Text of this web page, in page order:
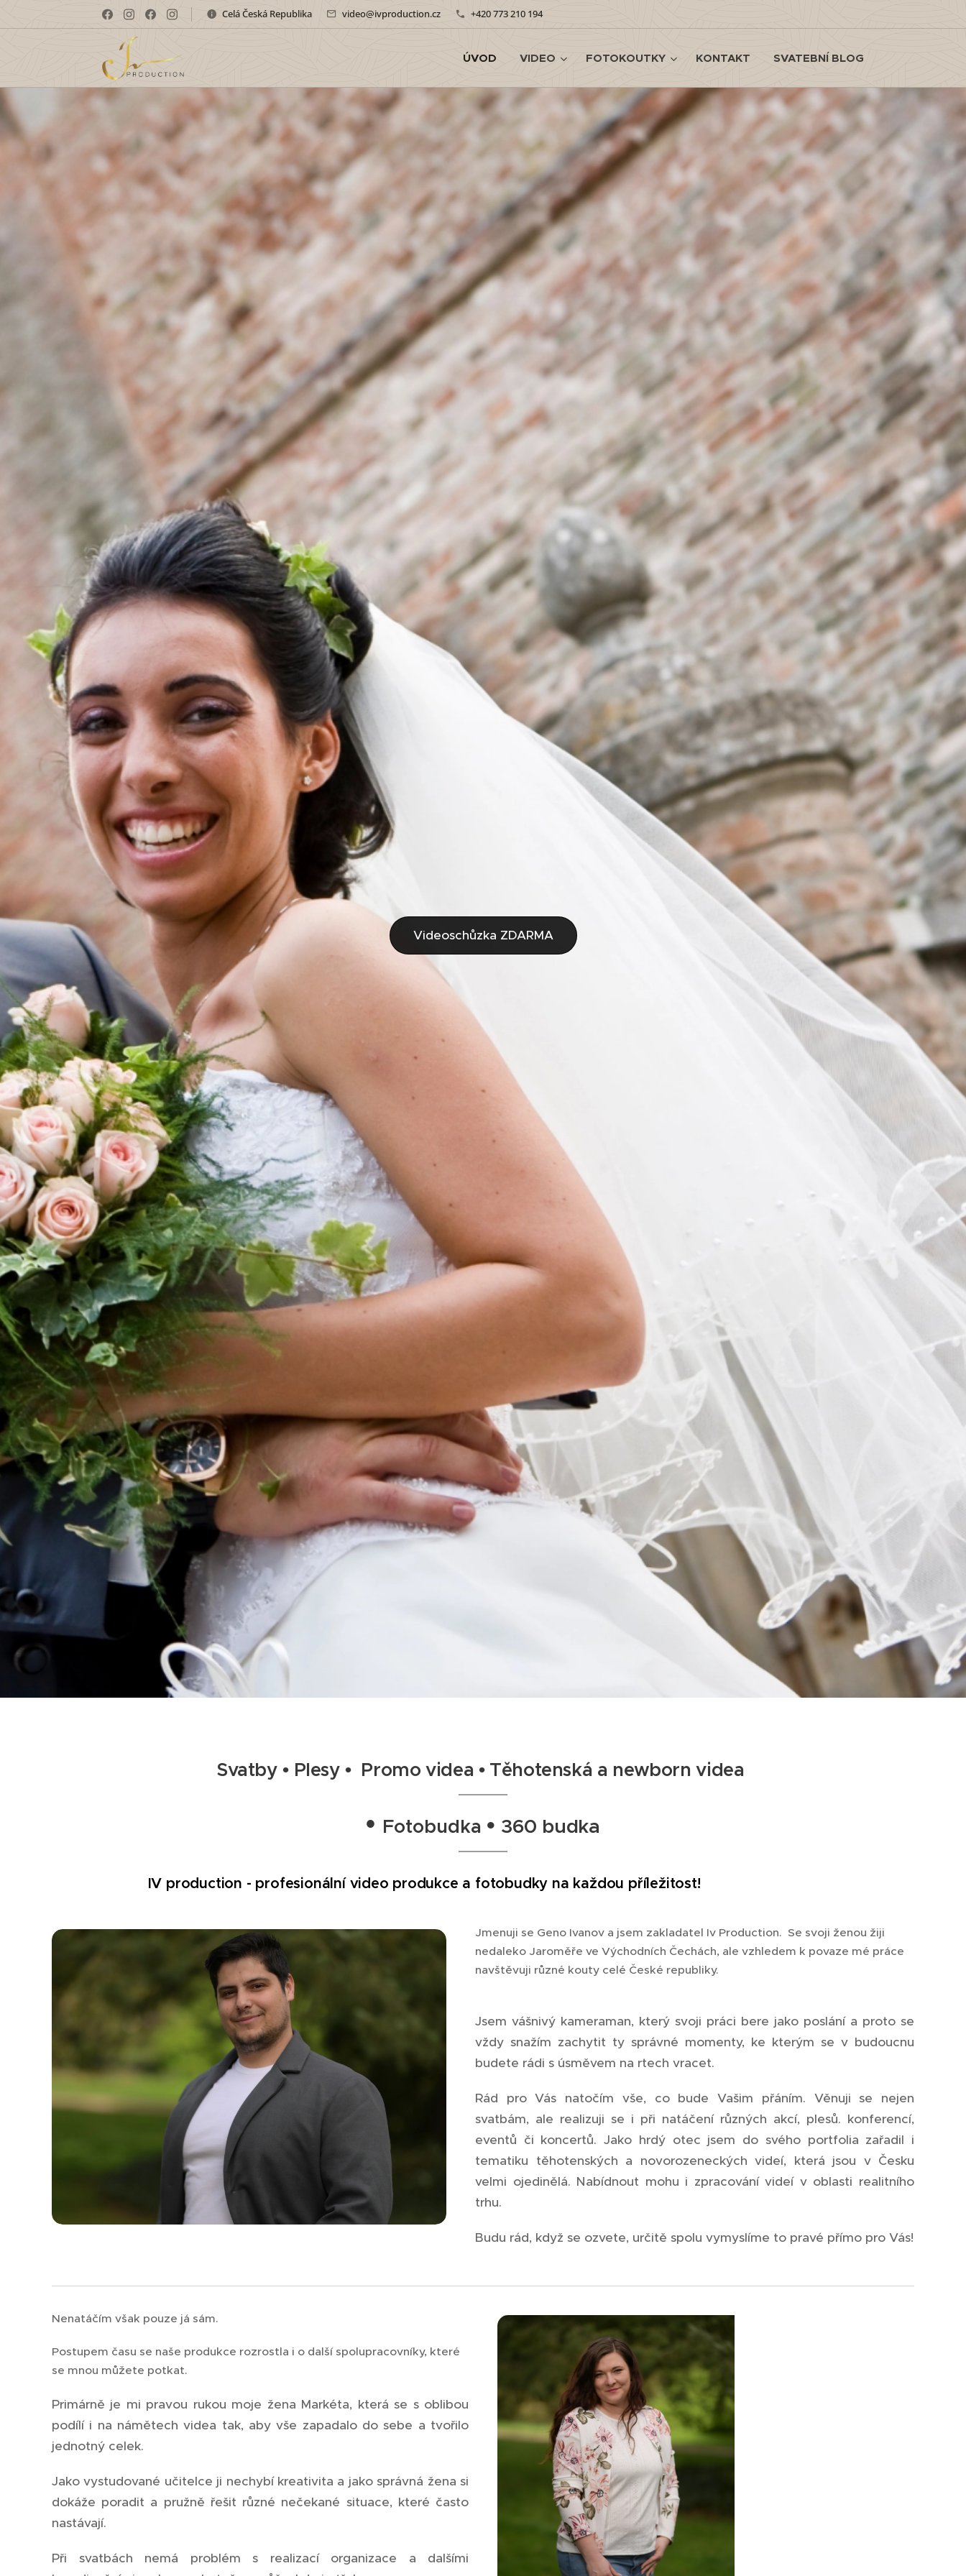
Celá Česká Republika video@ivproduction.cz +420 773 210 194
ÚVOD VIDEO FOTOKOUTKY KONTAKT SVATEBNÍ BLOG
Videoschůzka ZDARMA
Svatby • Plesy • Promo videa • Těhotenská a newborn videa
• Fotobudka • 360 budka
IV production - profesionální video produkce a fotobudky na každou příležitost!
Jmenuji se Geno Ivanov a jsem zakladatel Iv Production. Se svoji ženou žiji
nedaleko Jaroměře ve Východních Čechách, ale vzhledem k povaze mé práce
navštěvuji různé kouty celé České republiky.
Jsem vášnivý kameraman, který svoji práci bere jako poslání a proto se
vždy snažím zachytit ty správné momenty, ke kterým se v budoucnu
budete rádi s úsměvem na rtech vracet.
Rád pro Vás natočím vše, co bude Vašim přáním. Věnuji se nejen
svatbám, ale realizuji se i při natáčení různých akcí, plesů. konferencí,
eventů či koncertů. Jako hrdý otec jsem do svého portfolia zařadil i
tematiku těhotenských a novorozeneckých videí, která jsou v Česku
velmi ojedinělá. Nabídnout mohu i zpracování videí v oblasti realitního
trhu.
Budu rád, když se ozvete, určitě spolu vymyslíme to pravé přímo pro Vás!
Nenatáčím však pouze já sám.
Postupem času se naše produkce rozrostla i o další spolupracovníky, které
se mnou můžete potkat.
Primárně je mi pravou rukou moje žena Markéta, která se s oblibou
podílí i na námětech videa tak, aby vše zapadalo do sebe a tvořilo
jednotný celek.
Jako vystudované učitelce ji nechybí kreativita a jako správná žena si
dokáže poradit a pružně řešit různé nečekané situace, které často
nastávají.
Při svatbách nemá problém s realizací organizace a dalšími